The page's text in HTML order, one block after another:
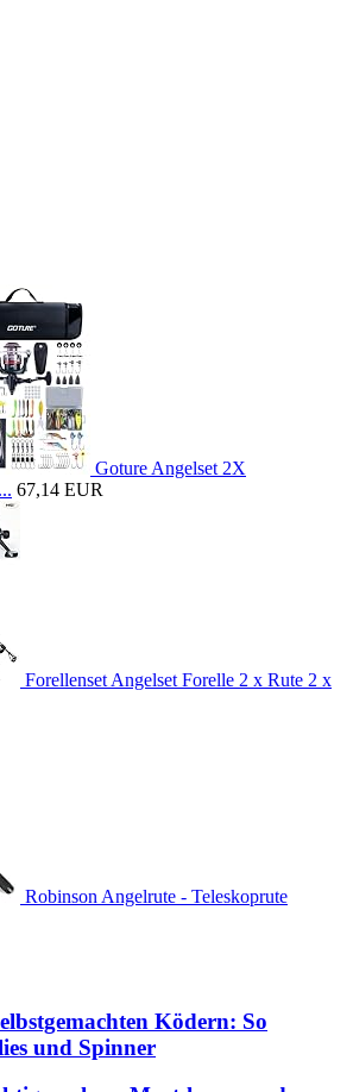
Goture Angelset 2X
67,14 EUR
Forellenset Angelset Forelle 2 x Rute 2 x
Robinson Angelrute - Teleskoprute
Ködern: So
und Spinner